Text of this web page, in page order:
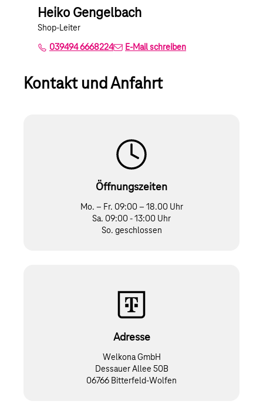
Heiko Gengelbach
Shop-Leiter
039494 6668224 E-Mail schreiben
Kontakt und Anfahrt
Öffnungszeiten
Mo. – Fr. 09:00 – 18.00 Uhr
Sa. 09:00 - 13:00 Uhr
So. geschlossen
Adresse
Welkona GmbH
Dessauer Allee 50B
06766 Bitterfeld-Wolfen